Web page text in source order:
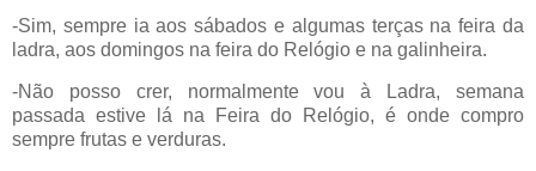
-Sim, sempre ia aos sábados e algumas terças na feira da
ladra, aos domingos na feira do Relógio e na galinheira.
-Não posso crer, normalmente vou à Ladra, semana
passada estive lá na Feira do Relógio, é onde compro
sempre frutas e verduras.